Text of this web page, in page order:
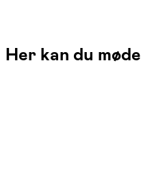
Her kan du møde